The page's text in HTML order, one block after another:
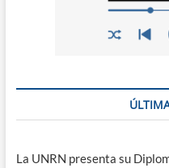
La UNRN presenta su